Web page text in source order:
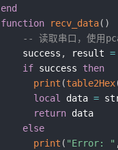
end
function
recv_data( )
-- 读取串口，使用
    success
, result =
if success then
print (table2Hex
local
data =
return data
else
print ( "Error: "